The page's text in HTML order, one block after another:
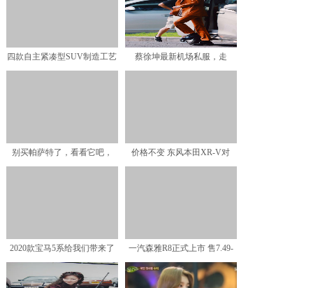
四款自主紧凑型SUV制造工艺
蔡徐坤最新机场私服，走
别买帕萨特了，看看它吧，
价格不变 东风本田XR-V对
2020款宝马5系给我们带来了
哪些改变？
一汽森雅R8正式上市 售7.49-
8.99万元